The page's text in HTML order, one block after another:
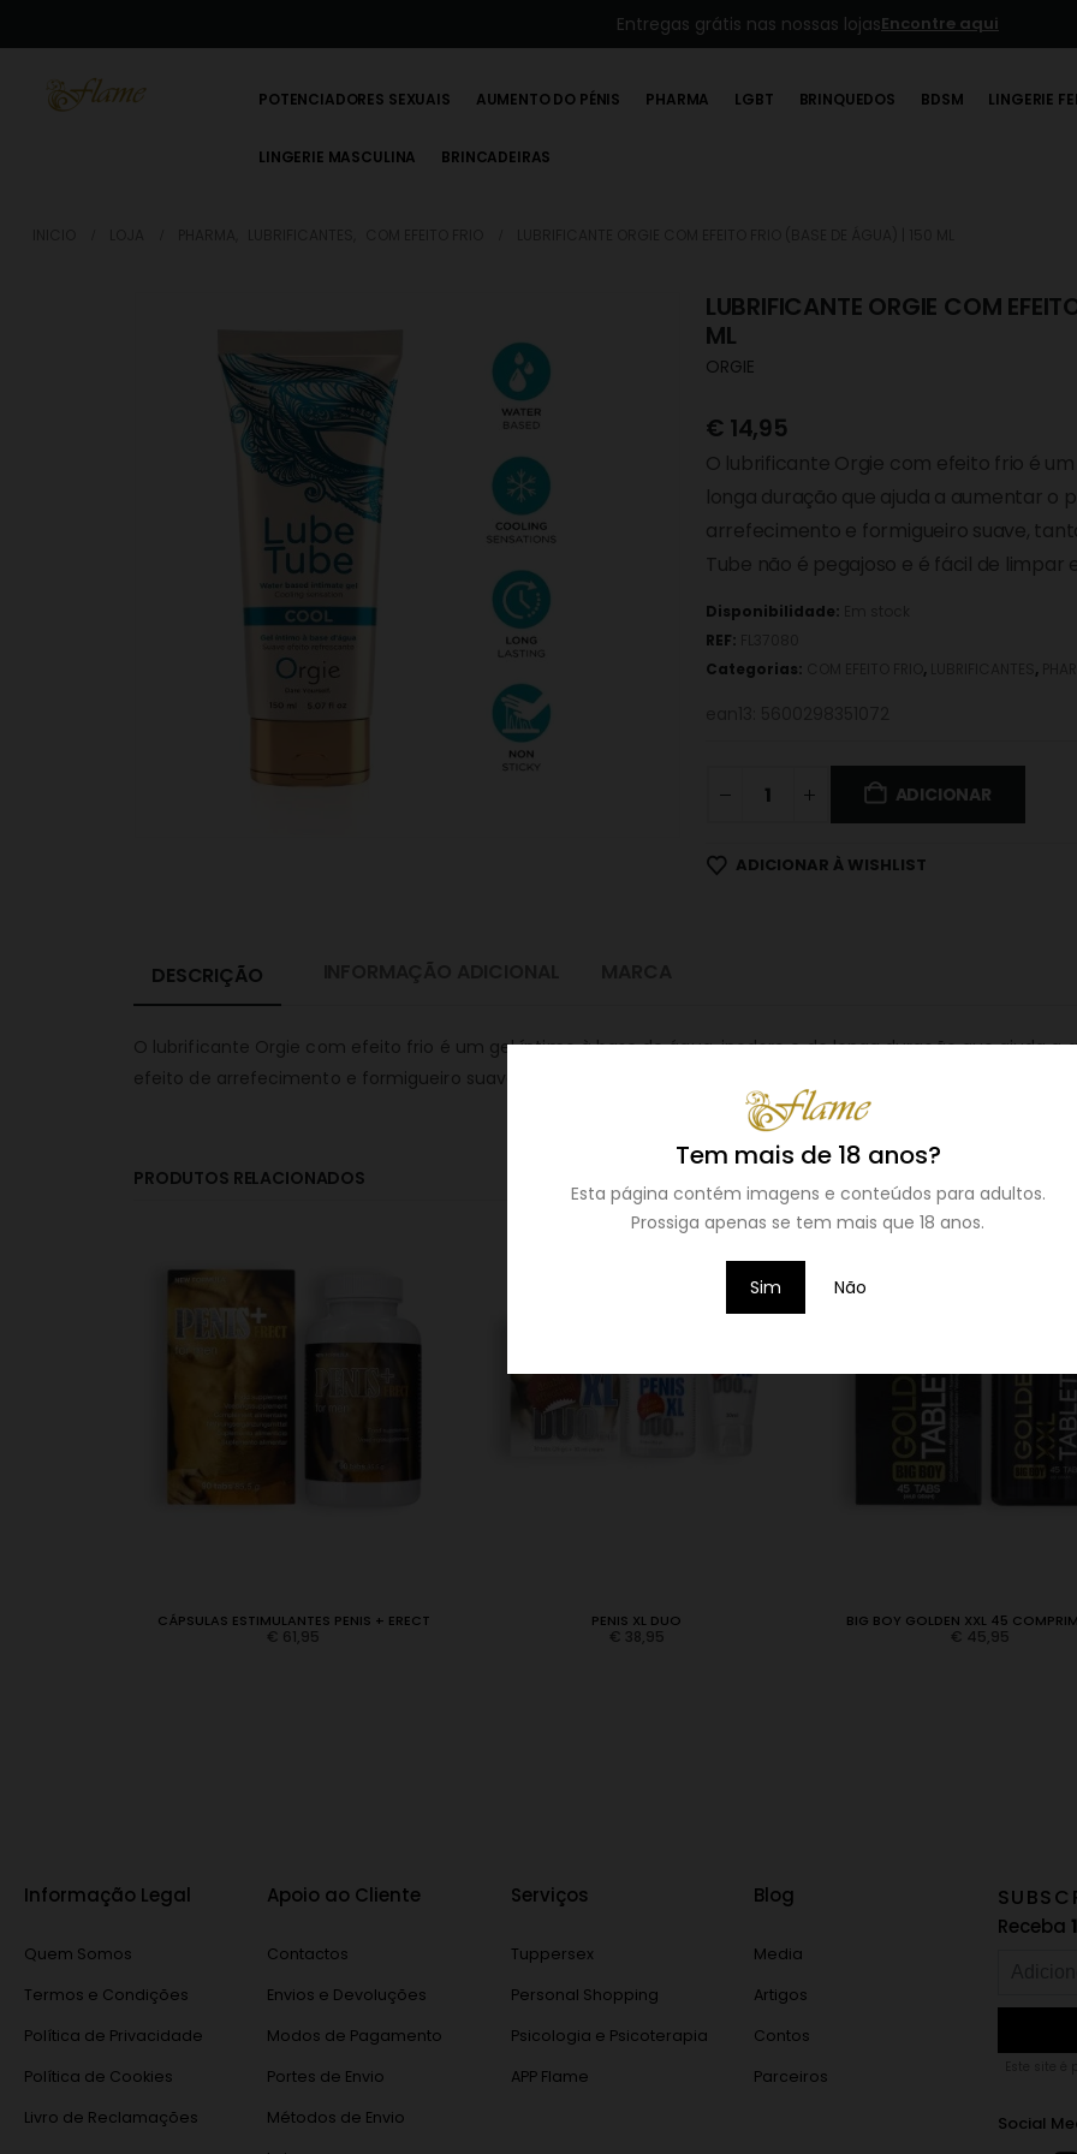
Tem mais de 18 anos?
Esta página contém imagens e conteúdos para adultos.
Prossiga apenas se tem mais que 18 anos.
Sim Não
Entregas grátis nas nossas lojasEncontre aqui
POTENCIADORES SEXUAIS AUMENTO DO PÉNIS PHARMA LGBT BRINQUEDOS BDSM LINGERIE
LINGERIE MASCULINA BRINCADEIRAS
LUBRIFICANTE ORGIE COM
ML
ORGIE
€ 14,95
O lubrificante Orgie com efeito frio é
longa duração que ajuda a aumentar o
arrefecimento e formigueiro suave,
Tube não é pegajoso e é fácil de limpar
Disponibilidade:
REF:
Categorias:
, ,
ADICIONAR
ADICIONAR À WISHLIST
DESCRIÇÃO
O lubrificante Orgie com efeito frio é um gel íntimo à base de água, inodoro e de longa duração que ajuda a
efeito de arrefecimento e formigueiro suave, tanto para homens como para mulheres. Lube Tube não é
PRODUTOS RELACIONADOS
CÁPSULAS ESTIMULANTES PENIS + ERECT
€ 61,95
PENIS XL DUO
€ 38,95
BIG BOY GOLDEN XXL 45
€ 45,95
Informação Legal
Quem Somos
Termos e Condições
Política de Privacidade
Política de Cookies
Livro de Reclamações
Apoio ao Cliente
Contactos
Envios e Devoluções
Modos de Pagamento
Portes de Envio
Métodos de Envio
Serviços
Tuppersex
Personal Shopping
Psicologia e Psicoterapia
APP Flame
Blog
Media
Artigos
Contos
Parceiros
Receba
Social